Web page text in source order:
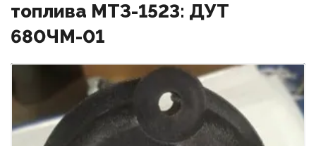
топлива МТЗ-1523: ДУТ
680ЧМ-01